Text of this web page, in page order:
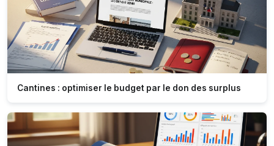
Cantines : optimiser le budget par le don des surplus